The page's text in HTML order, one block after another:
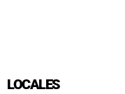
LOCALES